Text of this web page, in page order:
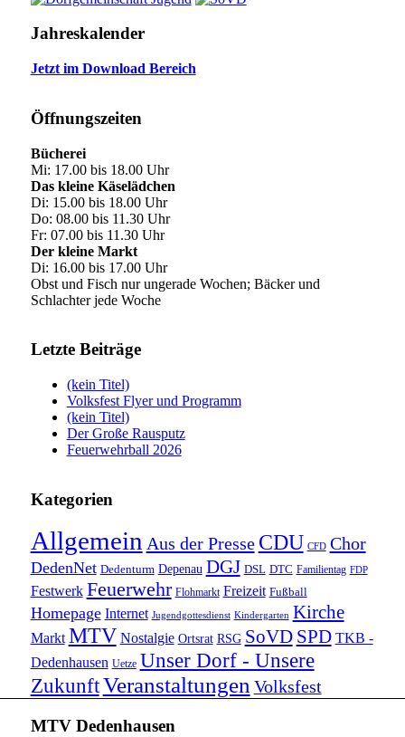
Jahreskalender
Jetzt im Download Bereich
Öffnungszeiten
Bücherei
Mi: 17.00 bis 18.00 Uhr
Das kleine Käselädchen
Di: 15.00 bis 18.00 Uhr
Do: 08.00 bis 11.30 Uhr
Fr: 07.00 bis 11.30 Uhr
Der kleine Markt
Di: 16.00 bis 17.00 Uhr
Obst und Fisch nur ungerade Wochen; Bäcker und
Schlachter jede Woche
Letzte Beiträge
(kein Titel)
Volksfest Flyer und Programm
(kein Titel)
Der Große Rausputz
Feuerwehrball 2026
Kategorien
Allgemein Aus der Presse CDU CFD Chor
DedenNet Dedenturm Depenau DGJ DSL DTC Familientag FDP
Festwerk Feuerwehr Flohmarkt Freizeit Fußball
Homepage Internet Jugendgottesdienst Kindergarten Kirche
Markt MTV Nostalgie Ortsrat RSG SoVD SPD TKB -
Dedenhausen Uetze Unser Dorf - Unsere
ZukunftVeranstaltungen Volksfest
MTV Dedenhausen